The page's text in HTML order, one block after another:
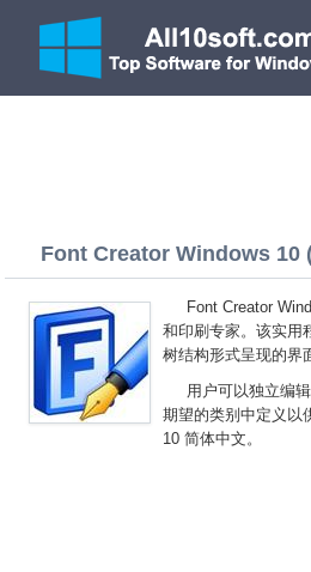
Font Creator Windows 10
Font Creator
和印刷专家。该实用
树结构形式呈现的界
用户可以独立编
期望的类别中定义以
10 简体中文。